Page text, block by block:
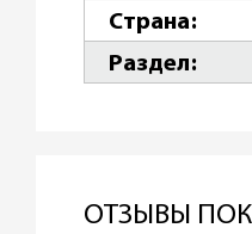
Страна
Раздел
ОТЗЫВЫ